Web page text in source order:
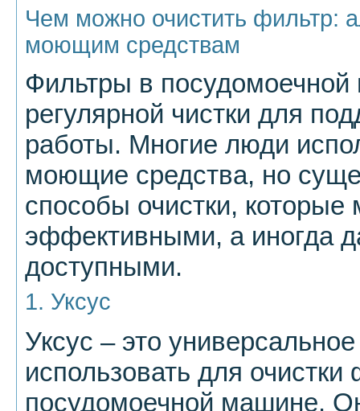
Чем можно очистить фильтр:
моющим средствам
Фильтры в
регулярной чистки для
работы. Многие люди
моющие средства, но
способы очистки,
эффективными, а иногда
доступными.
1. Уксус
Уксус – это
использовать для очистки
посудомоечной машине.